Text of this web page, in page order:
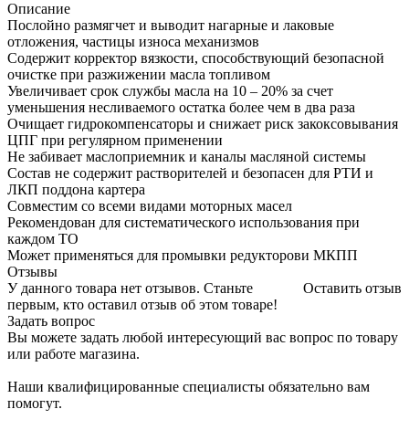
Описание
Послойно размягчет и выводит нагарные и лаковые
отложения, частицы износа механизмов
Содержит корректор вязкости, способствующий безопасной
очистке при разжижении масла топливом
Увеличивает срок службы масла на 10 – 20% за счет
уменьшения несливаемого остатка более чем в два раза
Очищает гидрокомпенсаторы и снижает риск закоксовывания
ЦПГ при регулярном применении
Не забивает маслоприемник и каналы масляной системы
Состав не содержит растворителей и безопасен для РТИ и
ЛКП поддона картера
Совместим со всеми видами моторных масел
Рекомендован для систематического использования при
каждом ТО
Может применяться для промывки редукторови МКПП
Отзывы
Оставить отзыв
У данного товара нет отзывов. Станьте
первым, кто оставил отзыв об этом товаре!
Задать вопрос
Вы можете задать любой интересующий вас вопрос по товару
или работе магазина.
Наши квалифицированные специалисты обязательно вам
помогут.